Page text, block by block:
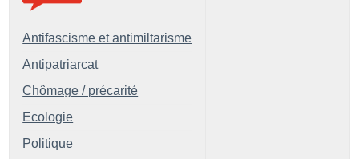
Antifascisme et antimiltarisme
Antipatriarcat
Chômage / précarité
Ecologie
Politique